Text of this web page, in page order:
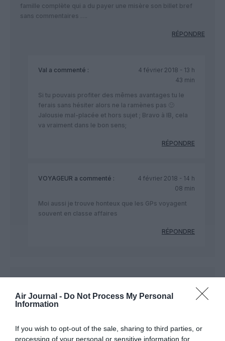
Air Journal - Do Not Process My Personal
Information
If you wish to opt-out of the sale, sharing to third parties, or
processing of your personal or sensitive information for
famille complète qui a du payer une misère son billet bref
sans commentaires ….
RÉPONDRE
Val a commenté :
4 février 2018 - 13 h
43 min
Si tu pouvais profiter des mêmes avantages tu le
ferais sans hésiter alors ne la ramènes pas 🙂
Jalousie mal-placée et hors sujet ; Bravo à IB, cela
va vraiment dans le bon sens;
RÉPONDRE
VOYAGEUR a commenté :
4 février 2018 - 14 h
08 min
Moi aussi je trouve honteux que les GPs voyagent
souvent en classe affaires
RÉPONDRE
min
LH n’a rien inventé avec sa nouvelle livrée: Une copie d’UTA,
Je veux bien être payé pour proposer des “concepts” aussi